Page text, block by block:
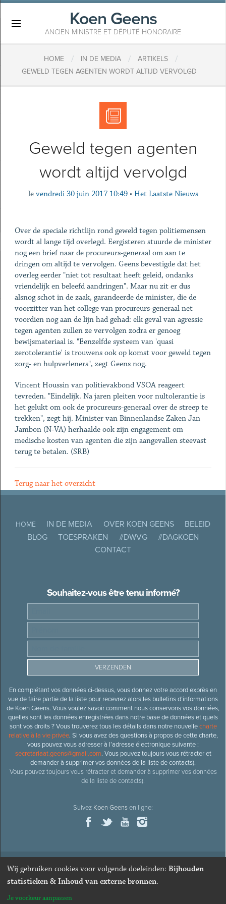
Koen Geens
ANCIEN MINISTRE ET DÉPUTÉ HONORAIRE
HOME / IN DE MEDIA / ARTIKELS /
GEWELD TEGEN AGENTEN WORDT ALTIJD VERVOLGD
Geweld tegen agenten
wordt altijd vervolgd
le vendredi 30 juin 2017 10:49 • Het Laatste Nieuws
Over de speciale richtlijn rond geweld tegen politiemensen
wordt al lange tijd overlegd. Eergisteren stuurde de minister
nog een brief naar de procureurs-generaal om aan te
dringen om altijd te vervolgen. Geens bevestigde dat het
overleg eerder "niet tot resultaat heeft geleid, ondanks
vriendelijk en beleefd aandringen". Maar nu zit er dus
alsnog schot in de zaak, garandeerde de minister, die de
voorzitter van het college van procureurs-generaal net
voordien nog aan de lijn had gehad: elk geval van agressie
tegen agenten zullen ze vervolgen zodra er genoeg
bewijsmateriaal is. "Eenzelfde systeem van 'quasi
zerotolerantie' is trouwens ook op komst voor geweld tegen
zorg- en hulpverleners", zegt Geens nog.
Vincent Houssin van politievakbond VSOA reageert
tevreden. "Eindelijk. Na jaren pleiten voor nultolerantie is
het gelukt om ook de procureurs-generaal over de streep te
trekken", zegt hij. Minister van Binnenlandse Zaken Jan
Jambon (N-VA) herhaalde ook zijn engagement om
medische kosten van agenten die zijn aangevallen steevast
terug te betalen. (SRB)
Terug naar het overzicht
HOME IN DE MEDIA OVER KOEN GEENS
BELEID
BLOG
TOESPRAKEN #DWVG
#DAGKOEN
CONTACT
Souhaitez-vous être tenu informé?
En complétant vos données ci-dessus, vous donnez votre accord exprès en
vue de faire partie de la liste pour recevrez alors les bulletins d’informations
de Koen Geens. Vous voulez savoir comment nous conservons vos données,
quelles sont les données enregistrées dans notre base de données et quels
sont vos droits ? Vous trouverez tous les détails dans notre nouvellecharte
relative à la vie privée. Si vous avez des questions à propos de cette charte,
vous pouvez vous adresser à l’adresse électronique suivante :
secretariaat.geens@gmail.com. Vous pouvez toujours vous rétracter et
demander à supprimer vos données de la liste de contacts).
Vous pouvez toujours vous rétracter et demander à supprimer vos données
de la liste de contacts).
Suivez Koen Geensen ligne:
© 2026Ancien ministre et député honoraire
Webdesign & développement par Zenjoy de Louvain
Wij gebruiken cookies voor volgende doeleinden: Bijhouden
statistieken & Inhoud van externe bronnen.
Je voorkeur aanpassen